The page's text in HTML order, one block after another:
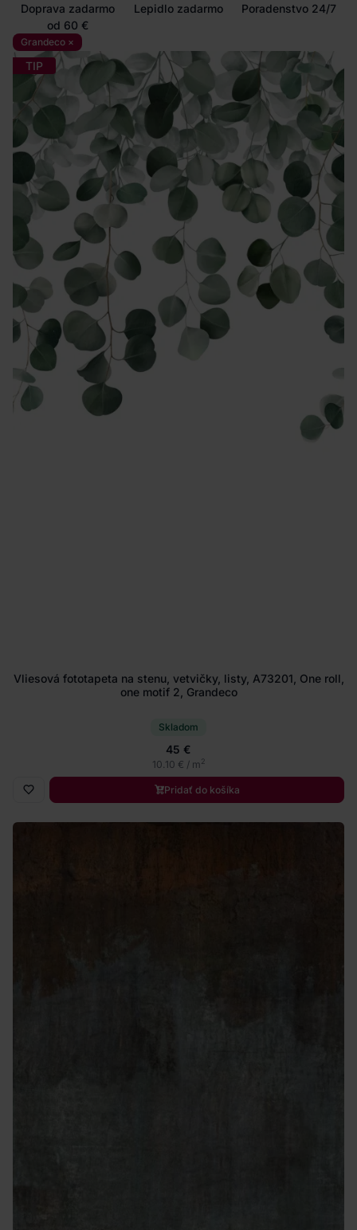
Doprava zadarmo
od 60 €
Lepidlo zadarmo Poradenstvo 24/7
Grandeco ×
TIP
Vliesová fototapeta na stenu, vetvičky, listy, A73201, One roll,
one motif 2, Grandeco
Skladom
45 €
10.10 € / m2
Pridať do košíka